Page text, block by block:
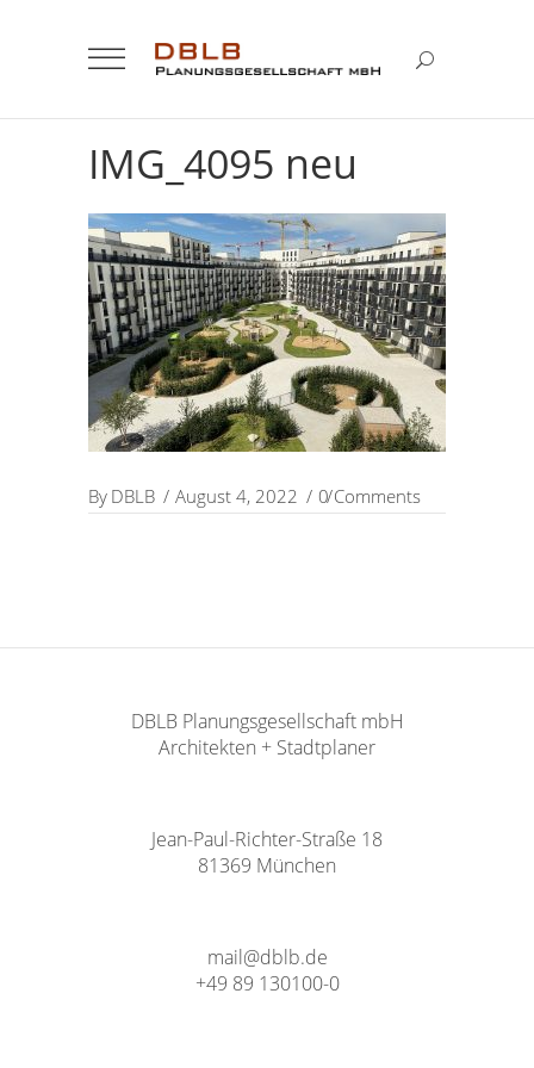
IMG_4095 neu
By DBLB August 4, 2022 0 Comments
DBLB Planungsgesellschaft mbH
Architekten + Stadtplaner
Jean-Paul-Richter-Straße 18
81369 München
mail@dblb.de
+49 89 130100-0